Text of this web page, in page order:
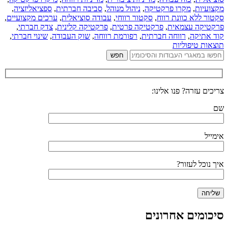
מקצועיות, מקרו פרקטיקה, ניהול מנוהל, סביבה חברתית, ספציאליזציה,
סקטור ללא כוונת רווח, סקטור רווחי, עבודה סוציאלית, ערכים מקצועיים,
פרקטיקה עצמאית, פרקטיקה פרטית, פרקטיקה קלינית, צדק חברתי,
קוד אתיקה, רווחה חברתית, רפורמת רווחה, שוק העבודה, שינוי חברתי,
תוצאות טיפוליות
צריכים עזרה? פנו אלינו:
שם
אימייל
איך נוכל לעזור?
סיכומים אחרונים